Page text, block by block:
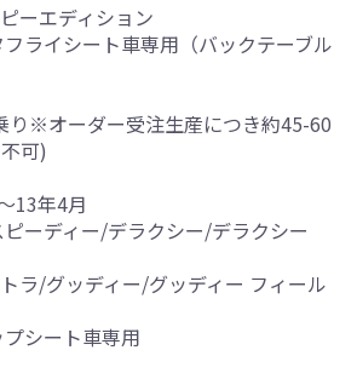
ーエディション
ライシート車専用（バックテーブル
※オーダー受注生産につき約45-60
可)
13年4月
ーディー/デラクシー/デラクシー
ラ/グッディー/グッディー フィール
シート車専用